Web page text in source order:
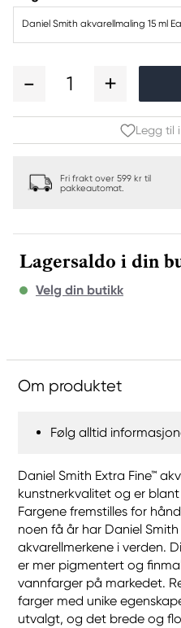
Daniel Smith akvarellmaling 15 ml
1
Legg til
Fri frakt over 599 kr til
pakkeautomat.
Lagersaldo i din
Velg din butikk
Om produktet
Følg alltid
Daniel Smith Extra Fine™
kunstnerkvalitet og er
Fargene fremstilles for
noen få år har Daniel
akvarellmerkene i verden.
er mer pigmentert og
vannfarger på markedet.
farger med unike
utvalgt, og det brede og